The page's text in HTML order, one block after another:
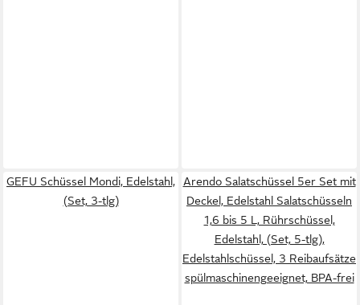
GEFU Schüssel Mondi, Edelstahl,
(Set, 3-tlg)
Arendo Salatschüssel 5er Set mit
Deckel, Edelstahl Salatschüsseln
1,6 bis 5 L, Rührschüssel,
Edelstahl, (Set, 5-tlg),
Edelstahlschüssel, 3 Reibaufsätze
spülmaschinengeeignet, BPA-frei